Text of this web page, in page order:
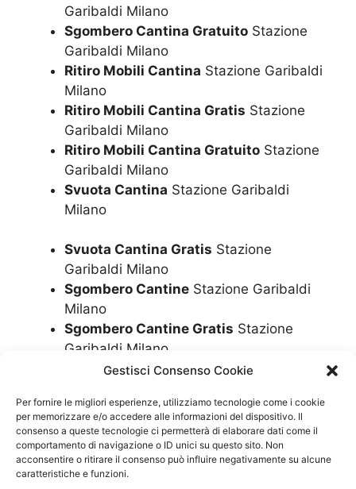
Gestisci Consenso Cookie
Per fornire le migliori esperienze, utilizziamo tecnologie come i cookie
per memorizzare e/o accedere alle informazioni del dispositivo. Il
consenso a queste tecnologie ci permetterà di elaborare dati come il
comportamento di navigazione o ID unici su questo sito. Non
acconsentire o ritirare il consenso può influire negativamente su alcune
caratteristiche e funzioni.
Garibaldi Milano
Sgombero Cantina Gratuito Stazione
Garibaldi Milano
Ritiro Mobili Cantina Stazione Garibaldi
Milano
Ritiro Mobili Cantina Gratis Stazione
Garibaldi Milano
Ritiro Mobili Cantina Gratuito Stazione
Garibaldi Milano
Svuota Cantina Stazione Garibaldi
Milano
Svuota Cantina Gratis Stazione
Garibaldi Milano
Sgombero Cantine Stazione Garibaldi
Milano
Sgombero Cantine Gratis Stazione
Garibaldi Milano
Sgombero Cantine GratuitoStazione
Ritiro Mobili CantineStazione Garibaldi
Milano
Ritiro Mobili Cantine GratisStazione
Garibaldi Milano